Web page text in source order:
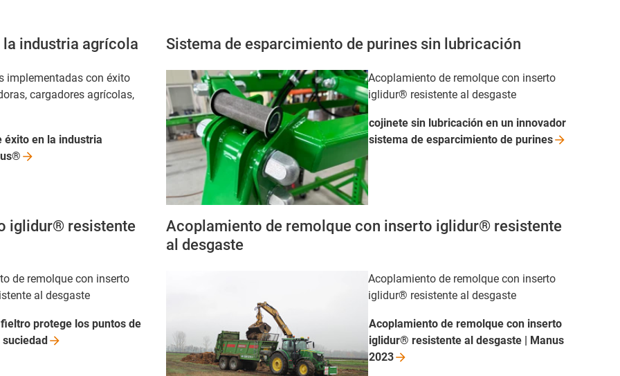
industria agrícola
implementadas con éxito
cargadores agrícolas,
éxito en la industria
Sistema de esparcimiento de purines sin lubricación
Acoplamiento de remolque con inserto
iglidur® resistente al desgaste
cojinete sin lubricación en un innovador
sistema de esparcimiento de purines
iglidur® resistente
de remolque con inserto
al desgaste
protege los puntos de
suciedad
Acoplamiento de remolque con inserto iglidur® resistente
al desgaste
Acoplamiento de remolque con inserto
iglidur® resistente al desgaste
Acoplamiento de remolque con inserto
iglidur® resistente al desgaste | Manus
2023